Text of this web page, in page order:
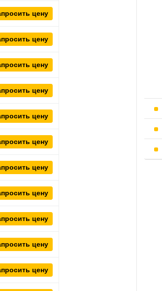
цену
цену
цену
цену
цену
цену
цену
цену
цену
цену
цену